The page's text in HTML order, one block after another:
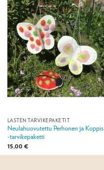
LASTEN TARVIKEPAKETIT
Neulahuovutettu Perhonen ja Koppis
-tarvikepaketti
15,00 €